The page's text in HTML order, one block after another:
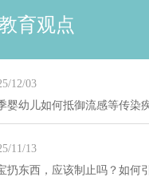
育观点
12/03
婴幼儿如何抵御流感等传染
11/13
扔东西，应该制止吗？如何